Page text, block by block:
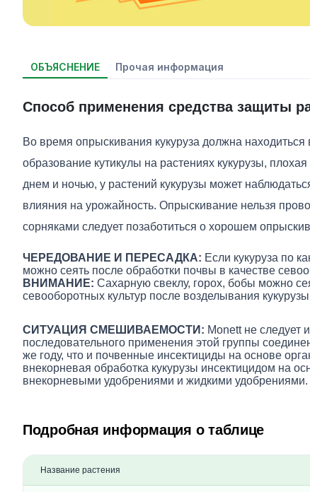
ОБЪЯСНЕНИЕ Прочая информация
Способ применения средства защиты
Во время опрыскивания кукуруза должна
образование кутикулы на растениях кукурузы,
днем и ночью, у растений кукурузы может
влияния на урожайность. Опрыскивание нельзя
сорняками следует позаботиться о хорошем
ЧЕРЕДОВАНИЕ И ПЕРЕСАДКА: Если кукуруза по
можно сеять после обработки почвы в качестве
ВНИМАНИЕ: Сахарную свеклу, горох, бобы можно
севооборотных культур после возделывания кукурузы
СИТУАЦИЯ СМЕШИВАЕМОСТИ: Monett не следует
последовательного применения этой группы
же году, что и почвенные инсектициды на основе
внекорневая обработка кукурузы инсектицидом на
внекорневыми удобрениями и жидкими
Подробная информация о таблице
Название растения